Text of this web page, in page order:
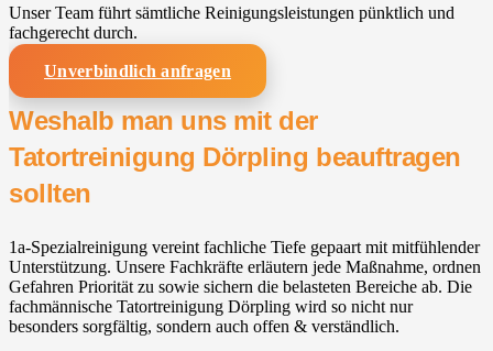
Unser Team führt sämtliche Reinigungsleistungen pünktlich und
fachgerecht durch.
Unverbindlich anfragen
Weshalb man uns mit der
Tatortreinigung Dörpling beauftragen
sollten
1a-Spezialreinigung vereint fachliche Tiefe gepaart mit mitfühlender
Unterstützung. Unsere Fachkräfte erläutern jede Maßnahme, ordnen
Gefahren Priorität zu sowie sichern die belasteten Bereiche ab. Die
fachmännische Tatortreinigung Dörpling wird so nicht nur
besonders sorgfältig, sondern auch offen & verständlich.